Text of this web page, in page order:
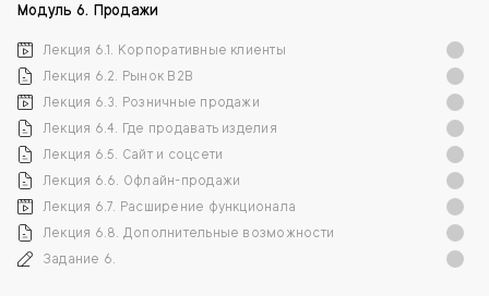
Модуль 6. Продажи
Лекция 6.1. Корпоративные клиенты
Лекция 6.2. Рынок B2B
Лекция 6.3. Розничные продажи
Лекция 6.4. Где продавать изделия
Лекция 6.5. Сайт и соцсети
Лекция 6.6. Офлайн-продажи
Лекция 6.7. Расширение функционала
Лекция 6.8. Дополнительные возможности
Задание 6.